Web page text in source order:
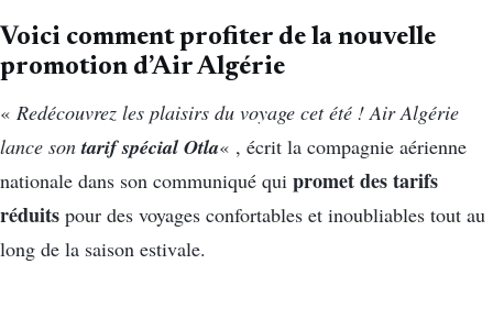
Voici comment profiter de la nouvelle
promotion d’Air Algérie
« Redécouvrez les plaisirs du voyage cet été ! Air Algérie
lance sontarif spécial Otla« , écrit la compagnie aérienne
nationale dans son communiqué qui promet des tarifs
réduits pour des voyages confortables et inoubliables tout au
long de la saison estivale.